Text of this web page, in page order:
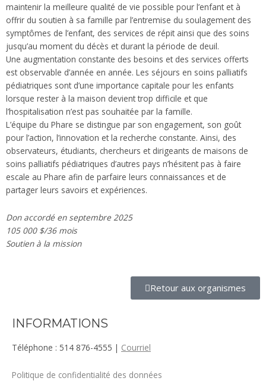
maintenir la meilleure qualité de vie possible pour l’enfant et à
offrir du soutien à sa famille par l’entremise du soulagement des
symptômes de l’enfant, des services de répit ainsi que des soins
jusqu’au moment du décès et durant la période de deuil.
Une augmentation constante des besoins et des services offerts
est observable d’année en année. Les séjours en soins palliatifs
pédiatriques sont d’une importance capitale pour les enfants
lorsque rester à la maison devient trop difficile et que
l’hospitalisation n’est pas souhaitée par la famille.
L’équipe du Phare se distingue par son engagement, son goût
pour l’action, l’innovation et la recherche constante. Ainsi, des
observateurs, étudiants, chercheurs et dirigeants de maisons de
soins palliatifs pédiatriques d’autres pays n’hésitent pas à faire
escale au Phare afin de parfaire leurs connaissances et de
partager leurs savoirs et expériences.
Don accordé en septembre 2025
105 000 $/36 mois
Soutien à la mission
Retour aux organismes
INFORMATIONS
Téléphone : 514 876-4555 | Courriel
Politique de confidentialité des données